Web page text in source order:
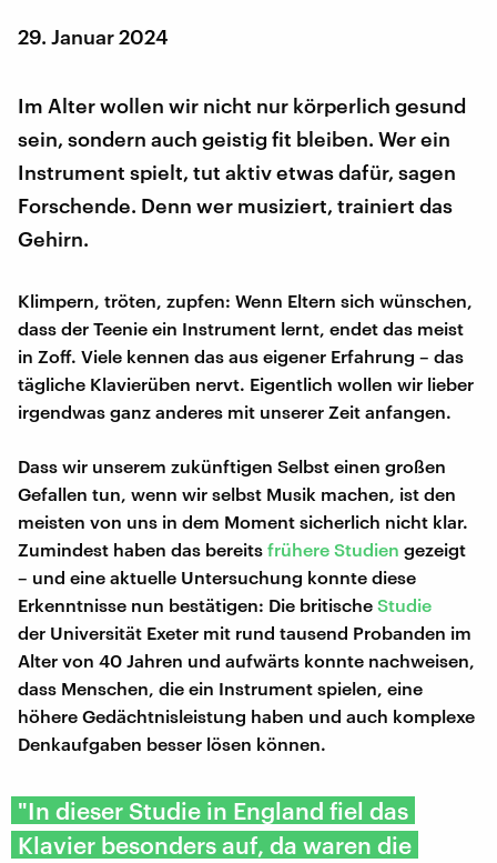
29. Januar 2024
Im Alter wollen wir nicht nur körperlich gesund
sein, sondern auch geistig fit bleiben. Wer ein
Instrument spielt, tut aktiv etwas dafür, sagen
Forschende. Denn wer musiziert, trainiert das
Gehirn.
Klimpern, tröten, zupfen: Wenn Eltern sich wünschen,
dass der Teenie ein Instrument lernt, endet das meist
in Zoff. Viele kennen das aus eigener Erfahrung – das
tägliche Klavierüben nervt. Eigentlich wollen wir lieber
irgendwas ganz anderes mit unserer Zeit anfangen.
Dass wir unserem zukünftigen Selbst einen großen
Gefallen tun, wenn wir selbst Musik machen, ist den
meisten von uns in dem Moment sicherlich nicht klar.
Zumindest haben das bereits frühere Studien gezeigt
– und eine aktuelle Untersuchung konnte diese
Erkenntnisse nun bestätigen: Die britische Studie
der Universität Exeter mit rund tausend Probanden im
Alter von 40 Jahren und aufwärts konnte nachweisen,
dass Menschen, die ein Instrument spielen, eine
höhere Gedächtnisleistung haben und auch komplexe
Denkaufgaben besser lösen können.
"In dieser Studie in England fiel das
Klavier besonders auf, da waren die